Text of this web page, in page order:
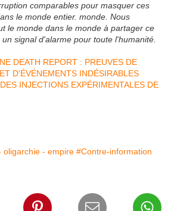
comparables pour masquer ces
le monde entier. monde. Nous
le monde dans le monde à partager ce
signal d'alarme pour toute l'humanité.
DEATH REPORT : PREUVES DE
D'ÉVÉNEMENTS INDÉSIRABLES
INJECTIONS EXPÉRIMENTALES DE
oligarchie - empire #Contre-information